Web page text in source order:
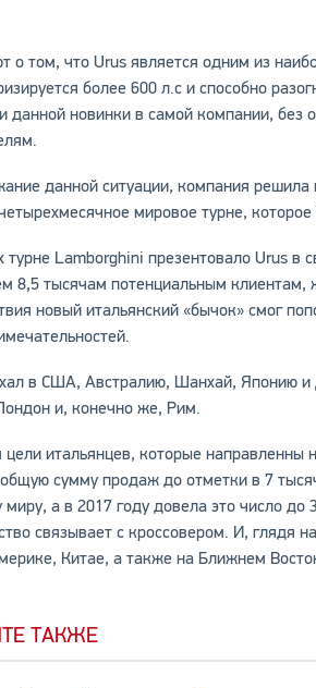
о том, что Urus является одним из
более 600 л.с и способно
данной новинки в самой компании, без
данной ситуации, компания
мировое турне,
турне Lamborghini презентовало Urus в
8,5 тысячам потенциальным
новый итальянский «бычок» смог
в США, Австралию, Шанхай, Японию и
и, конечно же, Рим.
итальянцев, которые направленны
сумму продаж до отметки в 7
миру, а в 2017 году довела это число
связывает с кроссовером. И, глядя
Китае, а также на Ближнем
ТАКЖЕ